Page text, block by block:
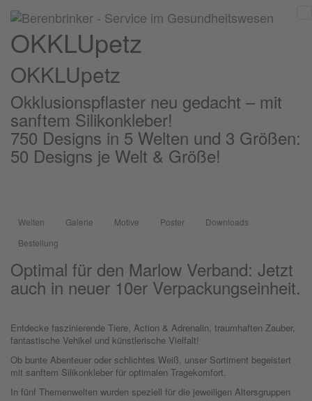
OKKLUpetz
OKKLUpetz
Okklusionspflaster neu gedacht – mit
sanftem Silikonkleber!
750 Designs in 5 Welten und 3 Größen:
50 Designs je Welt & Größe!
Welten Galerie Motive Poster
Downloads
Bestellung
Optimal für den Marlow Verband: Jetzt
auch in neuer 10er Verpackungseinheit.
Entdecke faszinierende Tiere, Action & Adrenalin, traumhaften Zauber,
fantastische Vehikel und künstlerische Vielfalt!
Ob bunte Abenteuer oder schlichtes Weiß, unser Sortiment begeistert
mit sanftem Silikonkleber für optimalen Tragekomfort.
In fünf Themenwelten wurden speziell für die jeweiligen Altersgruppen